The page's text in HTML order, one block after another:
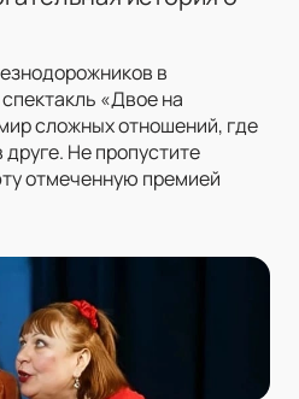
в
«Двое на
сложных отношений, где
друге. Не пропустите
отмеченную премией